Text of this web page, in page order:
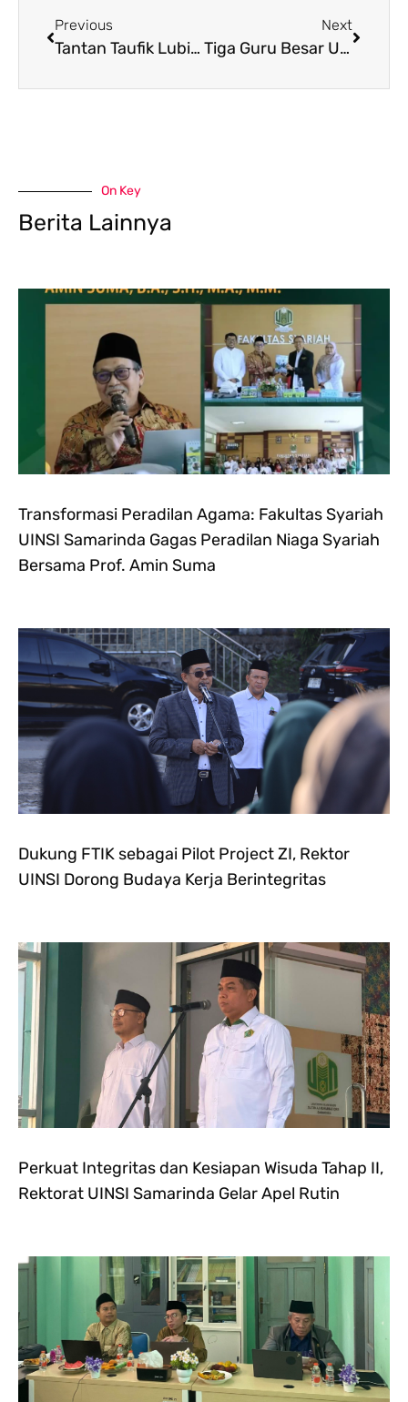
Previous
Tantan Taufik Lubis Ajak UINSI Samarinda Sapa Delegasi OIC
Next
Tiga Guru Besar UINSI Samarinda Resmi Daftarkan Diri sebagai Bakal Calon Rektor Periode 2023-2027
On Key
Berita Lainnya
Transformasi Peradilan Agama: Fakultas Syariah
UINSI Samarinda Gagas Peradilan Niaga Syariah
Bersama Prof. Amin Suma
Dukung FTIK sebagai Pilot Project ZI, Rektor
UINSI Dorong Budaya Kerja Berintegritas
Perkuat Integritas dan Kesiapan Wisuda Tahap II,
Rektorat UINSI Samarinda Gelar Apel Rutin